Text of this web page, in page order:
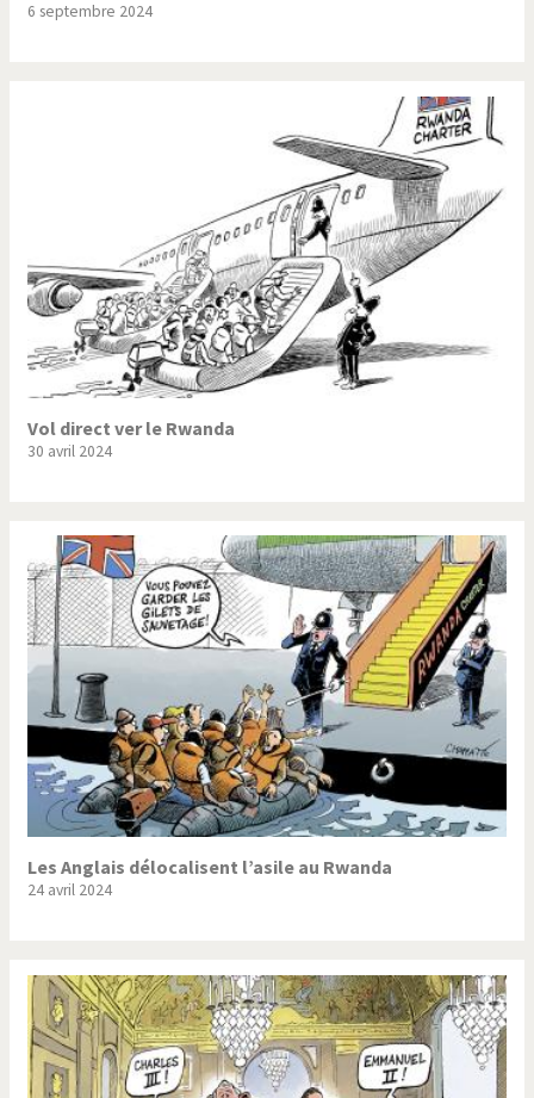
6 septembre 2024
Vol direct ver le Rwanda
30 avril 2024
Les Anglais délocalisent l’asile au Rwanda
24 avril 2024